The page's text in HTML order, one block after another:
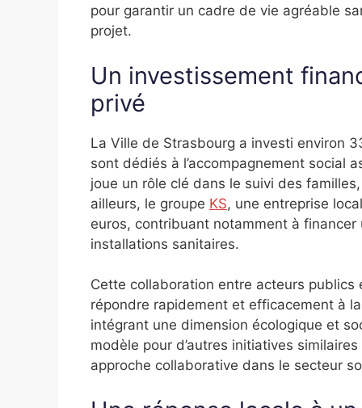
pour garantir un cadre de vie agréable
projet.
Un investissement
privé
La Ville de Strasbourg a investi environ
sont dédiés à l’accompagnement social
joue un rôle clé dans le suivi des
ailleurs, le groupe KS, une entreprise
euros, contribuant notamment à
installations sanitaires.
Cette collaboration entre acteurs
répondre rapidement et efficacement à
intégrant une dimension écologique et
modèle pour d’autres initiatives
approche collaborative dans le secteur